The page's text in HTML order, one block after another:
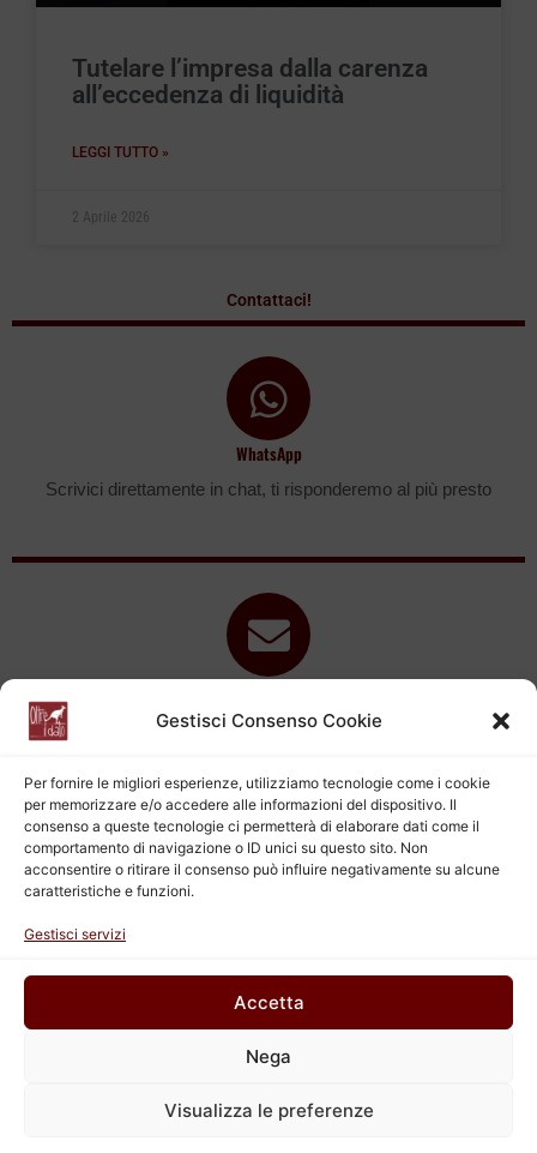
Gestisci Consenso Cookie
Per fornire le migliori esperienze, utilizziamo tecnologie come i cookie
per memorizzare e/o accedere alle informazioni del dispositivo. Il
consenso a queste tecnologie ci permetterà di elaborare dati come il
comportamento di navigazione o ID unici su questo sito. Non
acconsentire o ritirare il consenso può influire negativamente su alcune
caratteristiche e funzioni.
Gestisci servizi
Accetta
Nega
Visualizza le preferenze
Tutelare l’impresa dalla carenza
all’eccedenza di liquidità
LEGGI TUTTO »
2 Aprile 2026
Contattaci!
WhatsApp
Scrivici direttamente in chat, ti risponderemo al più presto
Scrivici una email, ti risponderemo al più presto
Made with ❤ by [Drawin'in the Wind]